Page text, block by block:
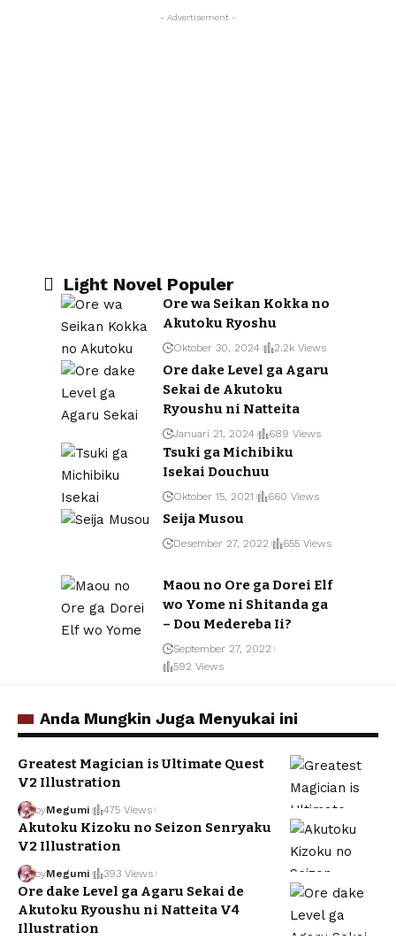
- Advertisement -
Light Novel Populer
Ore wa Seikan Kokka no
Akutoku Ryoshu
Oktober 30, 2024 2.2k Views
Ore dake Level ga Agaru
Sekai de Akutoku
Ryoushu ni Natteita
Januari 21, 2024 689 Views
Tsuki ga Michibiku
Isekai Douchuu
Oktober 15, 2021 660 Views
Seija Musou
Desember 27, 2022 655 Views
Maou no Ore ga Dorei Elf
wo Yome ni Shitanda ga
– Dou Medereba Ii?
September 27, 2022
592 Views
Anda Mungkin Juga Menyukai ini
Greatest Magician is Ultimate Quest
V2 Illustration
byMegumi 475 Views
Akutoku Kizoku no Seizon Senryaku
V2 Illustration
byMegumi 393 Views
Ore dake Level ga Agaru Sekai de
Akutoku Ryoushu ni Natteita V4
Illustration